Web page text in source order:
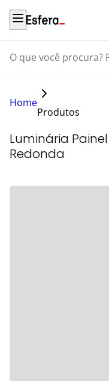
O que você procura?
Home
Produtos
Luminária
Redonda